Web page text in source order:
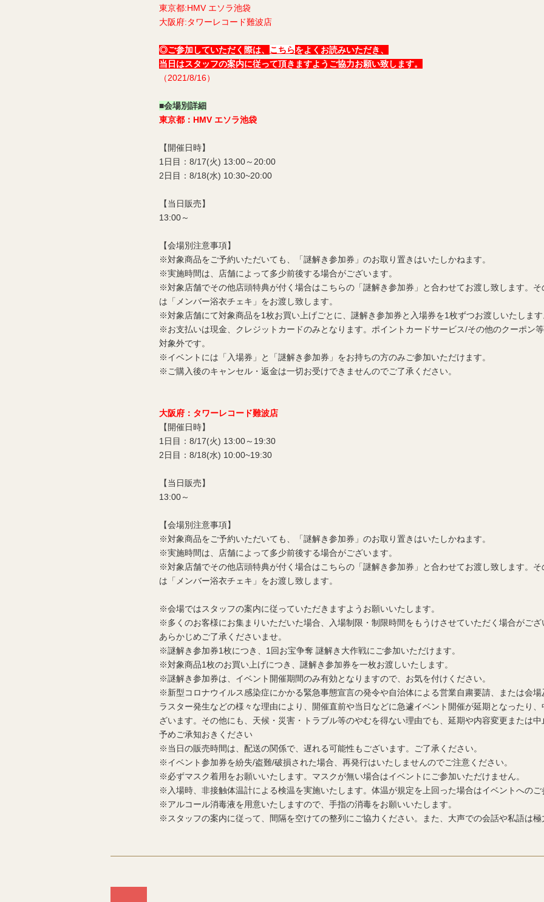
東京都:HMV エソラ池袋
大阪府:タワーレコード難波店
◎ご参加していただく際は、 こちらをよくお読みいただき、
当日はスタッフの案内に従って頂きますようご協力お願い致します。
（2021/8/16）
■会場別詳細
東京都：HMV エソラ池袋
【開催日時】
1日目：8/17(火) 13:00～20:00
2日目：8/18(水) 10:30~20:00
【当日販売】
13:00～
【会場別注意事項】
※対象商品をご予約いただいても、「謎解き参加券」のお取り置きはいたしかねます。
※実施時間は、店舗によって多少前後する場合がございます。
※対象店舗でその他店頭特典が付く場合はこちらの「謎解き参加券」と合わせてお渡し致します。
は「メンバー浴衣チェキ」をお渡し致します。
※対象店舗にて対象商品を1枚お買い上げごとに、謎解き参加券と入場券を1枚ずつお渡しいたしま
※お支払いは現金、クレジットカードのみとなります。ポイントカードサービス/その他のクーポン
対象外です。
※イベントには「入場券」と「謎解き参加券」をお持ちの方のみご参加いただけます。
※ご購入後のキャンセル・返金は一切お受けできませんのでご了承ください。
大阪府：タワーレコード難波店
【開催日時】
1日目：8/17(火) 13:00～19:30
2日目：8/18(水) 10:00~19:30
【当日販売】
13:00～
【会場別注意事項】
※対象商品をご予約いただいても、「謎解き参加券」のお取り置きはいたしかねます。
※実施時間は、店舗によって多少前後する場合がございます。
※対象店舗でその他店頭特典が付く場合はこちらの「謎解き参加券」と合わせてお渡し致します。
は「メンバー浴衣チェキ」をお渡し致します。
※会場ではスタッフの案内に従っていただきますようお願いいたします。
※多くのお客様にお集まりいただいた場合、入場制限・制限時間をもうけさせていただく場合がござ
あらかじめご了承くださいませ。
※謎解き参加券1枚につき、1回お宝争奪 謎解き大作戦にご参加いただけます。
※対象商品1枚のお買い上げにつき、謎解き参加券を一枚お渡しいたします。
※謎解き参加券は、イベント開催期間のみ有効となりますので、お気を付けください。
※新型コロナウイルス感染症にかかる緊急事態宣言の発令や自治体による営業自粛要請、または会
ラスター発生などの様々な理由により、開催直前や当日などに急遽イベント開催が延期となったり
ざいます。その他にも、天候・災害・トラブル等のやむを得ない理由でも、延期や内容変更または
予めご承知おきください
※当日の販売時間は、配送の関係で、遅れる可能性もございます。ご了承ください。
※イベント参加券を紛失/盗難/破損された場合、再発行はいたしませんのでご注意ください。
※必ずマスク着用をお願いいたします。マスクが無い場合はイベントにご参加いただけません。
※入場時、非接触体温計による検温を実施いたします。体温が規定を上回った場合はイベントへの
※アルコール消毒液を用意いたしますので、手指の消毒をお願いいたします。
※スタッフの案内に従って、間隔を空けての整列にご協力ください。また、大声での会話や私語は